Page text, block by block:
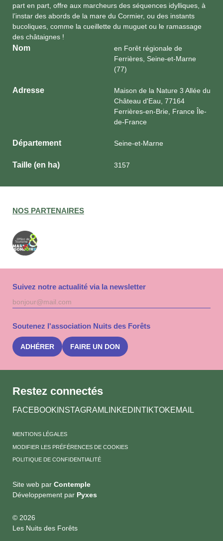
part en part, offre aux marcheurs des séquences idylliques, à
l’instar des abords de la mare du Cormier, ou des instants
bucoliques, comme la cueillette du muguet ou le ramassage
des châtaignes !
Nom
en Forêt régionale de
Ferrières, Seine-et-Marne
(77)
Adresse
Maison de la Nature 3 Allée du
Château d'Eau, 77164
Ferrières-en-Brie, France Île-
de-France
Département Seine-et-Marne
Taille (en ha) 3157
NOS PARTENAIRES
Suivez notre actualité via la newsletter
Adresse
mail
à
Soutenez l'association Nuits des Forêts
ADHÉRER FAIRE UN DON
Restez connectés
FACEBOOK INSTAGRAM LINKEDINTIKTOKEMAIL
MENTIONS LÉGALES
MODIFIER LES PRÉFÉRENCES DE COOKIES
POLITIQUE DE CONFIDENTIALITÉ
Site web par Contemple
Développement par Pyxes
© 2026
Les Nuits des Forêts